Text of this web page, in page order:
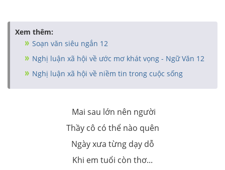
Xem thêm:
Soạn văn siêu ngắn 12
Nghị luận xã hội về ước mơ khát vọng - Ngữ Văn 12
Nghị luận xã hội về niềm tin trong cuộc sống
Mai sau lớn nên người
Thầy cô có thể nào quên
Ngày xưa từng dạy dỗ
Khi em tuổi còn thơ...